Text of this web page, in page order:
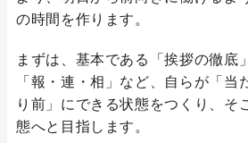
の時間を作ります。
まずは、基本である「挨拶の徹底
「報・連・相」など、自らが「当
り前」にできる状態をつくり、そ
態へと目指します。